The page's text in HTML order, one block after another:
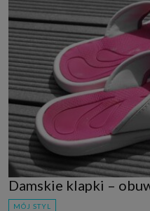
Damskie klapki –
MÓJ STYL